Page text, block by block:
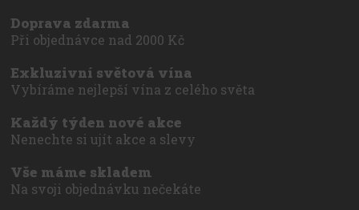
Doprava zdarma
Při objednávce nad 2000 Kč
Exkluzivní světová vína
Vybíráme nejlepší vína z celého světa
Každý týden nové akce
Nenechte si ujít akce a slevy
Vše máme skladem
Na svoji objednávku nečekáte